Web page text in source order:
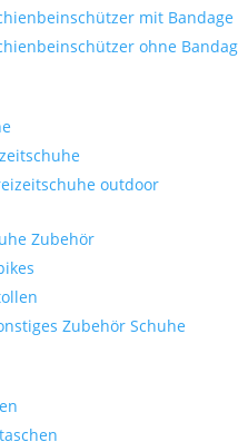
mit Bandage
ohne
outdoor
Zubehör
Zubehör Schuhe